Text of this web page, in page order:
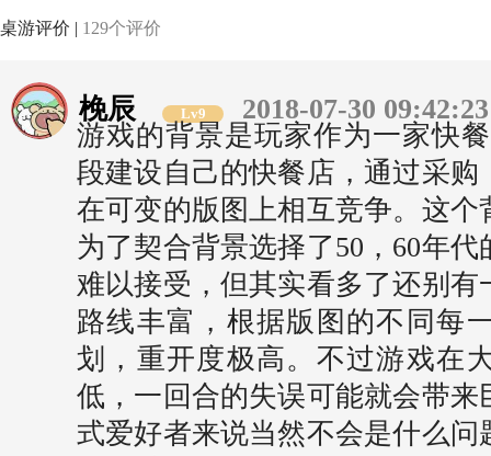
桌游评价 | 129个评价
梚辰 Lv9
2018-07-30 09:42:23
游戏的背景是玩家作为一家快
段建设自己的快餐店，通过采
在可变的版图上相互竞争。这
为了契合背景选择了50，60年
难以接受，但其实看多了还别
路线丰富，根据版图的不同每
划，重开度极高。不过游戏在
低，一回合的失误可能就会带
式爱好者来说当然不会是什么